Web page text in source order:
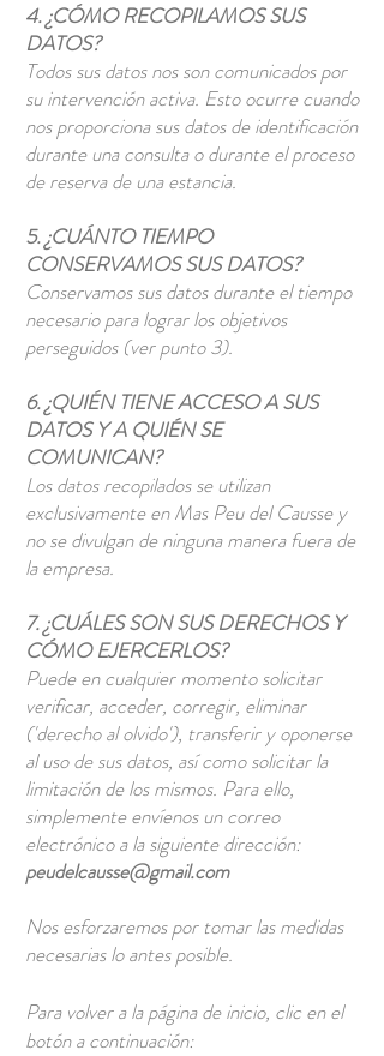
4. ¿CÓMO RECOPILAMOS SUS
DATOS?
Todos sus datos nos son comunicados por
su intervención activa. Esto ocurre cuando
nos proporciona sus datos de identificación
durante una consulta o durante el proceso
de reserva de una estancia.
5. ¿CUÁNTO TIEMPO
CONSERVAMOS SUS DATOS?
Conservamos sus datos durante el tiempo
necesario para lograr los objetivos
perseguidos (ver punto 3).
6. ¿QUIÉN TIENE ACCESO A SUS
DATOS Y A QUIÉN SE
COMUNICAN?
Los datos recopilados se utilizan
exclusivamente en Mas Peu del Causse y
no se divulgan de ninguna manera fuera de
la empresa.
7. ¿CUÁLES SON SUS DERECHOS Y
CÓMO EJERCERLOS?
Puede en cualquier momento solicitar
verificar, acceder, corregir, eliminar
('derecho al olvido'), transferir y oponerse
al uso de sus datos, así como solicitar la
limitación de los mismos. Para ello,
simplemente envíenos un correo
electrónico a la siguiente dirección:
peudelcausse@gmail.com
Nos esforzaremos por tomar las medidas
necesarias lo antes posible.
Para volver a la página de inicio, clic en el
botón a continuación: